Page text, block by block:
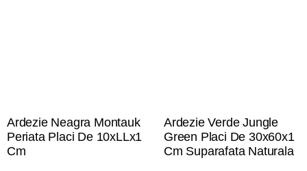
Ardezie Neagra Montauk
Periata Placi De 10xLLx1
Cm
Ardezie Verde Jungle
Green Placi De 30x60x1
Cm Suparafata Naturala